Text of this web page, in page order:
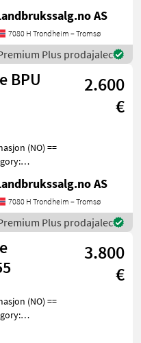
reference
request: 7159
7159
AS
7080 H Trondheim – Tromsø
Plus prodajalec
BPU
2.600
€
(NO) ==
reference
request: 7180
7180
AS
7080 H Trondheim – Tromsø
Plus prodajalec
3.800
€
(NO) ==